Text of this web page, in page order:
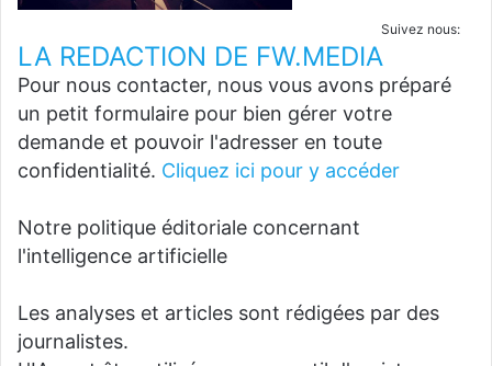
Suivez nous:
LA REDACTION DE FW.MEDIA
Pour nous contacter, nous vous avons préparé
un petit formulaire pour bien gérer votre
demande et pouvoir l'adresser en toute
confidentialité. Cliquez ici pour y accéder
Notre politique éditoriale concernant
l'intelligence artificielle
Les analyses et articles sont rédigées par des
journalistes.